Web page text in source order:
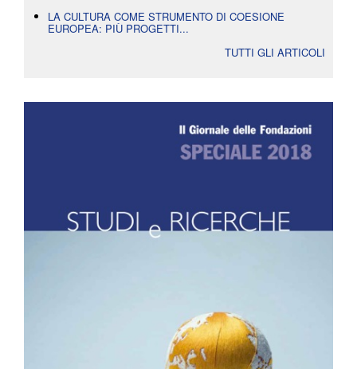
LA CULTURA COME STRUMENTO DI COESIONE
EUROPEA: PIÙ PROGETTI...
TUTTI GLI ARTICOLI